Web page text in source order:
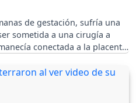
de gestación, sufría una
sometida a una cirugía a
conectada a la placenta